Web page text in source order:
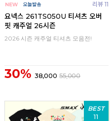
리뷰 11
요넥스 261TS050U 티셔츠 오버
핏 캐주얼 26시즌
2026 시즌 캐주얼 티셔츠 모음전!
30% 38,000 55,000
BEST
11